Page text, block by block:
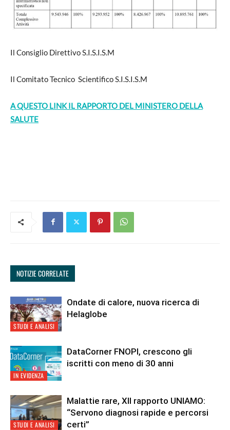
Il Consiglio Direttivo S.I.S.I.S.M
Il Comitato Tecnico Scientifico S.I.S.I.S.M
A QUESTO LINK IL RAPPORTO DEL MINISTERO DELLA
SALUTE
NOTIZIE CORRELATE
STUDI E ANALISI
Ondate di calore, nuova ricerca di
Helaglobe
IN EVIDENZA
DataCorner FNOPI, crescono gli
iscritti con meno di 30 anni
STUDI E ANALISI
Malattie rare, XII rapporto UNIAMO:
“Servono diagnosi rapide e percorsi
certi”